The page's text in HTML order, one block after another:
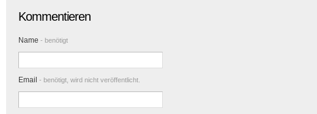
Kommentieren
Name - benötigt
Email - benötigt, wird nicht veröffentlicht.